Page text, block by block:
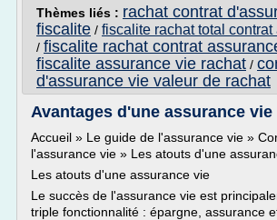
Thèmes liés : rachat contrat
fiscalite / fiscalite rachat total
/ fiscalite rachat contrat
fiscalite assurance vie rachat /
d'assurance vie valeur de rachat
Avantages d'une assurance vie
Accueil » Le guide de l'assurance vie »
l'assurance vie » Les atouts d'une
Les atouts d'une assurance vie
Le succès de l'assurance vie est
triple fonctionnalité : épargne, assurance